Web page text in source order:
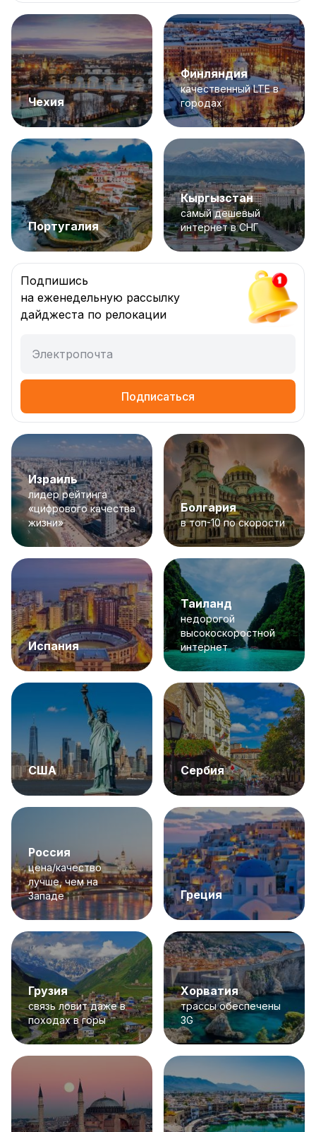
Подпишись
на еженедельную рассылку
дайджеста по релокации
Электропочта
Подписаться
Чехия
Финляндия
качественный LTE в
городах
Португалия
Кыргызстан
самый дешевый
интернет в СНГ
Израиль
лидер рейтинга
«цифрового качества
жизни»
Болгария
в топ-10 по скорости
Испания
Таиланд
недорогой
высокоскоростной
интернет
США Сербия
Россия
цена/качество
лучше, чем на
Западе
Греция
Грузия
связь ловит даже в
походах в горы
Хорватия
трассы обеспечены
3G